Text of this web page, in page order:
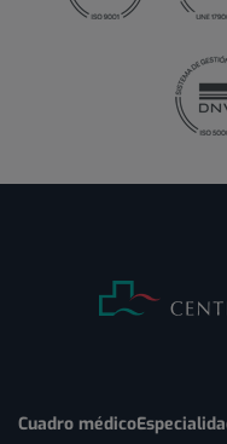
Cuadro médico